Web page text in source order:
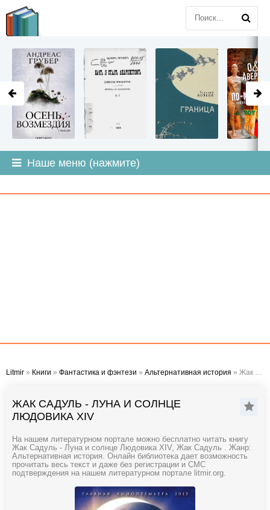
Наше меню (нажмите)
Litmir » Книги » Фантастика и фэнтези » Альтернативная история » Жак Садуль - Луна и солнце Людовика XIV
ЖАК САДУЛЬ - ЛУНА И СОЛНЦЕ
ЛЮДОВИКА XIV
На нашем литературном портале можно бесплатно читать книгу
Жак Садуль - Луна и солнце Людовика XIV, Жак Садуль . Жанр:
Альтернативная история. Онлайн библиотека дает возможность
прочитать весь текст и даже без регистрации и СМС
подтверждения на нашем литературном портале litmir.org.
LITMIR.ORG